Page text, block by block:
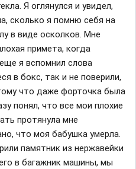
Я оглянулся и увидел,
сколько я помню себя на
в виде осколков. Мне
примета, когда
я вспомнил слова
в бокс, так и не поверили,
что даже форточка была
понял, что все мои плохие
протянула мне
что моя бабушка умерла.
памятник из нержавейки
в багажник машины, мы